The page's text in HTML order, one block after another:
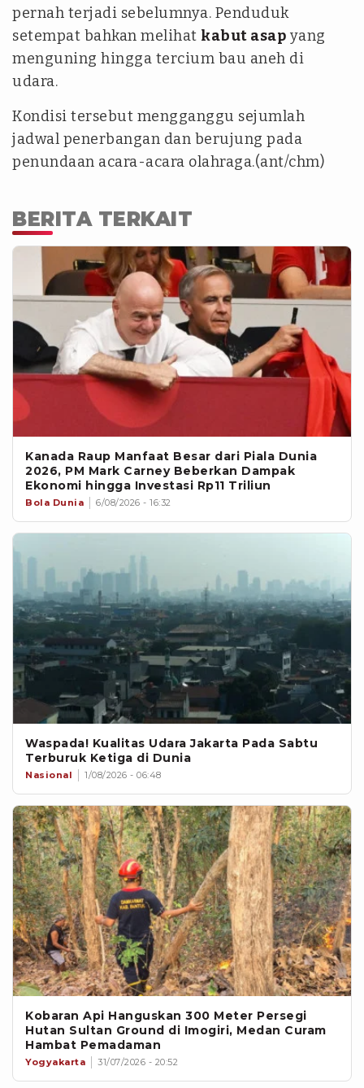
pernah terjadi sebelumnya. Penduduk
setempat bahkan melihat kabut asap yang
menguning hingga tercium bau aneh di
udara.
Kondisi tersebut mengganggu sejumlah
jadwal penerbangan dan berujung pada
penundaan acara-acara olahraga.(ant/chm)
BERITA TERKAIT
‎Kanada Raup Manfaat Besar dari Piala Dunia
2026, PM Mark Carney Beberkan Dampak
Ekonomi hingga Investasi Rp11 Triliun
Bola Dunia 6/08/2026 - 16:32
Waspada! Kualitas Udara Jakarta Pada Sabtu
Terburuk Ketiga di Dunia
Nasional 1/08/2026 - 06:48
Kobaran Api Hanguskan 300 Meter Persegi
Hutan Sultan Ground di Imogiri, Medan Curam
Hambat Pemadaman
Yogyakarta 31/07/2026 - 20:52